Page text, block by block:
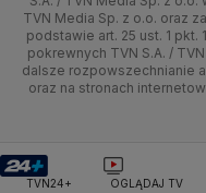
Pogoda RadomskoPogoda
Pogoda Krynica Morska
Pogoda GnieznoPogoda
Pogoda Krynica-Zdrój
Pogoda Suwałki Pogoda
Kujawsko-pomorskie
Lublin
Olsztyn
Ze świata
Tech
Dla seniora
Siatkówka
F1
Tech
Nauka
HGTV
TVN Turbo
TVN7
Oglądaj na TV
Zrealizuj voucher
TVN Media Sp. z o.o. oraz
podstawie art. 25 ust. 1 pkt.
pokrewnych TVN S.A. /
dalsze rozpowszechnianie
oraz na stronach
TVN24+ OGLĄDAJ TV